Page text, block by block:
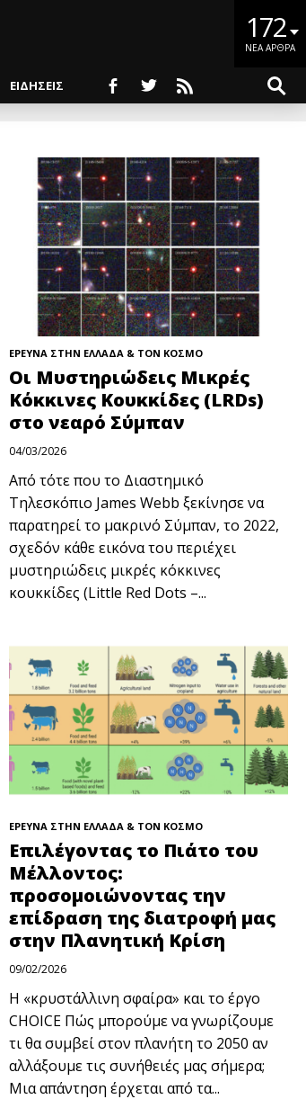
172
ΝΕΑ ΑΡΘΡΑ
ΕΙΔΗΣΕΙΣ
ΕΡΕΥΝΑ ΣΤΗΝ ΕΛΛΑΔΑ & ΤΟΝ ΚΟΣΜΟ
Οι Μυστηριώδεις Μικρές
Κόκκινες Κουκκίδες (LRDs)
στο νεαρό Σύμπαν
04/03/2026
Από τότε που το Διαστημικό
Τηλεσκόπιο James Webb ξεκίνησε να
παρατηρεί το μακρινό Σύμπαν, το 2022,
σχεδόν κάθε εικόνα του περιέχει
μυστηριώδεις μικρές κόκκινες
κουκκίδες (Little Red Dots –...
ΕΡΕΥΝΑ ΣΤΗΝ ΕΛΛΑΔΑ & ΤΟΝ ΚΟΣΜΟ
Επιλέγοντας το Πιάτο του
Μέλλοντος:
προσομοιώνοντας την
επίδραση της διατροφή μας
στην Πλανητική Κρίση
09/02/2026
Η «κρυστάλλινη σφαίρα» και το έργο
CHOICE Πώς μπορούμε να γνωρίζουμε
τι θα συμβεί στον πλανήτη το 2050 αν
αλλάξουμε τις συνήθειές μας σήμερα;
Μια απάντηση έρχεται από τα...